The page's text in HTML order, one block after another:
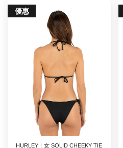
優惠
HURLEY｜女 SOLID CHEEKY TIE